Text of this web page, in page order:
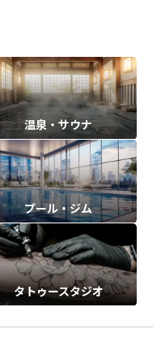
温泉・サウナ
プール・ジム
タトゥースタジオ